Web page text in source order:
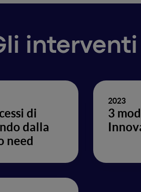
di
dalla
need
2023
3